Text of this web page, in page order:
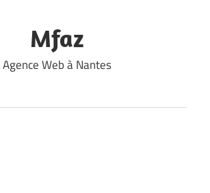
Mfaz
Agence Web à Nantes